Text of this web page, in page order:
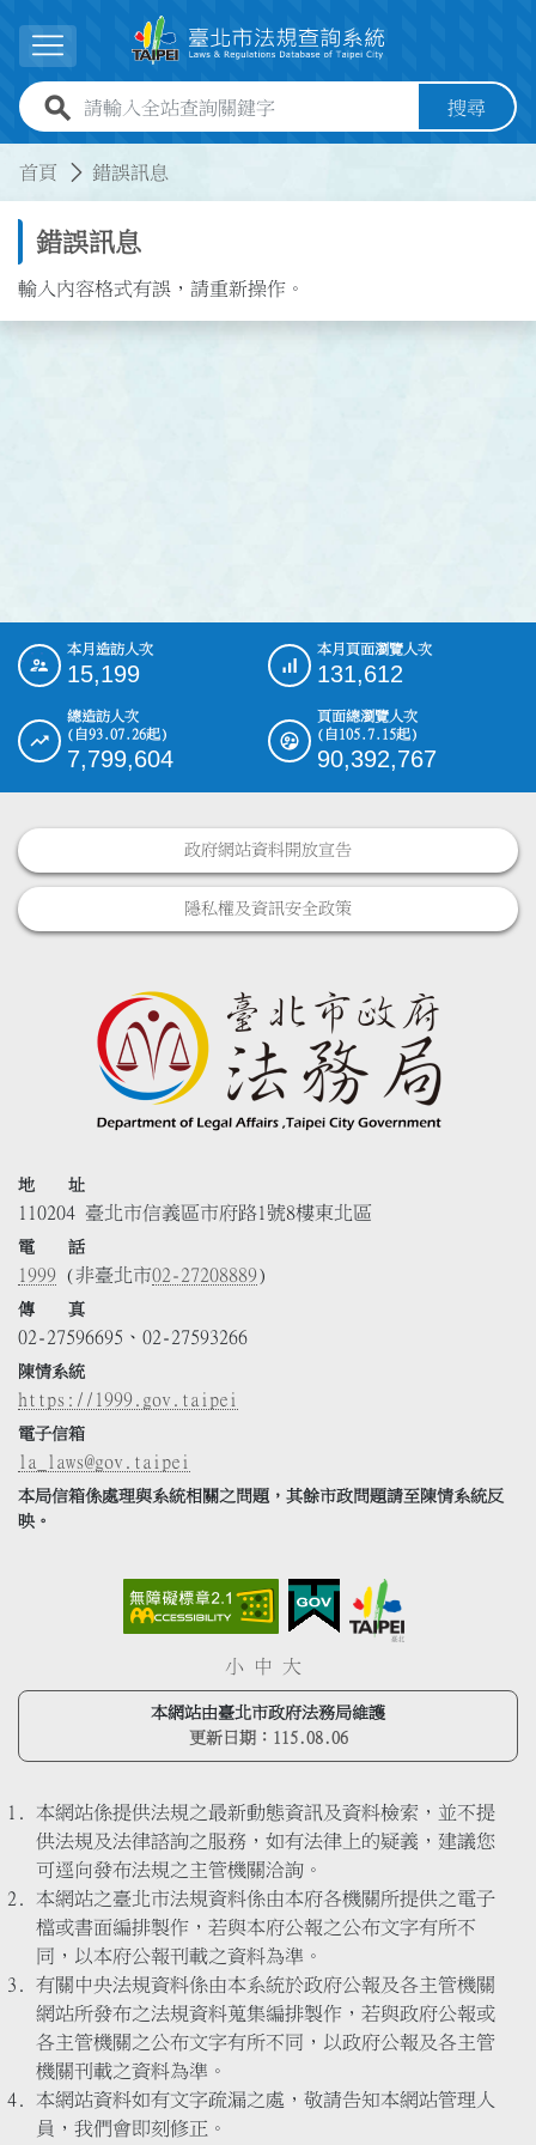
展開選單
全站查詢關鍵字欄位 搜尋
首頁 錯誤訊息
錯誤訊息
輸入內容格式有誤，請重新操作。
::: 本月造訪人次
15,199
本月頁面瀏覽人次
131,612
總造訪人次
(自93.07.26起)
7,799,604
頁面總瀏覽人次
(自105.7.15起)
90,392,767
政府網站資料開放宣告
隱私權及資訊安全政策
地 址
110204 臺北市信義區市府路1號8樓東北區
電 話
1999 (非臺北市02-27208889)
傳 真
02-27596695、02-27593266
陳情系統
https://1999.gov.taipei
電子信箱
la_laws@gov.taipei
本局信箱係處理與系統相關之問題，其餘市政問題請至陳情系統反
映。
小 中 大
本網站由臺北市政府法務局維護
更新日期： 115.08.06
本網站係提供法規之最新動態資訊及資料檢索，並不提
供法規及法律諮詢之服務，如有法律上的疑義，建議您
可逕向發布法規之主管機關洽詢。
本網站之臺北市法規資料係由本府各機關所提供之電子
檔或書面編排製作，若與本府公報之公布文字有所不
同，以本府公報刊載之資料為準。
有關中央法規資料係由本系統於政府公報及各主管機關
網站所發布之法規資料蒐集編排製作，若與政府公報或
各主管機關之公布文字有所不同，以政府公報及各主管
機關刊載之資料為準。
本網站資料如有文字疏漏之處，敬請告知本網站管理人
員，我們會即刻修正。